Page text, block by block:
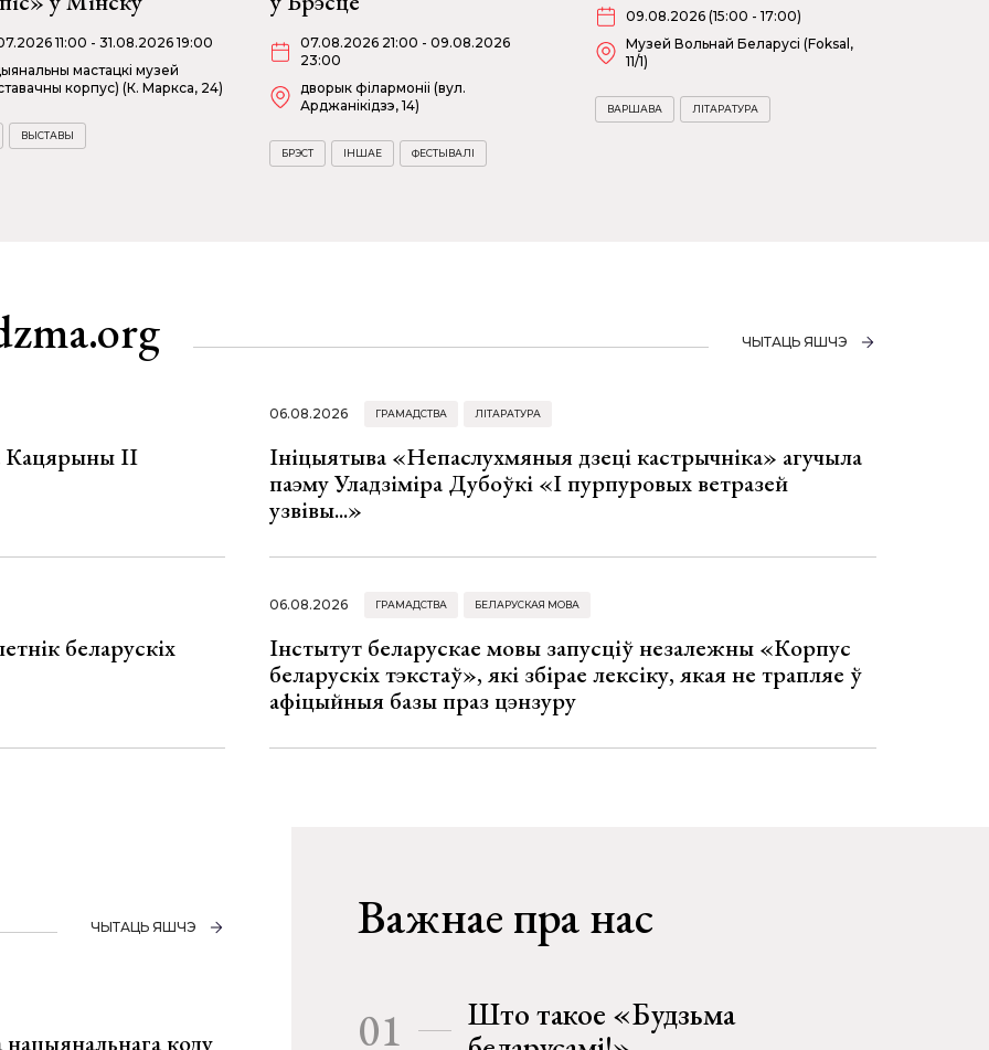
11:00 - 31.08.2026 19:00
мастацкі музей
корпус) (К. Маркса, 24)
ВЫСТАВЫ
07.08.2026 21:00 - 09.08.2026
23:00
дворык філармоніі (вул.
Арджанікідзэ, 14)
БРЭСТ ІНШАЕ ФЕСТЫВАЛІ
09.08.2026 (15:00 - 17:00)
Музей Вольнай Беларусі (Foksal,
11/1)
ВАРШАВА ЛІТАРАТУРА
ЧЫТАЦЬ ЯШЧЭ
Кацярыны ІІ
06.08.2026 ГРАМАДСТВА ЛІТАРАТУРА
Ініцыятыва «Непаслухмяныя дзеці кастрычніка» агучыла
паэму Уладзіміра Дубоўкі «І пурпуровых ветразей
узвівы...»
беларускіх
06.08.2026 ГРАМАДСТВА БЕЛАРУСКАЯ МОВА
Інстытут беларускае мовы запусціў незалежны «Корпус
беларускіх тэкстаў», які збірае лексіку, якая не трапляе ў
афіцыйныя базы праз цэнзуру
ЧЫТАЦЬ ЯШЧЭ
нацыянальнага коду
Важнае пра нас
01
Што такое «Будзьма